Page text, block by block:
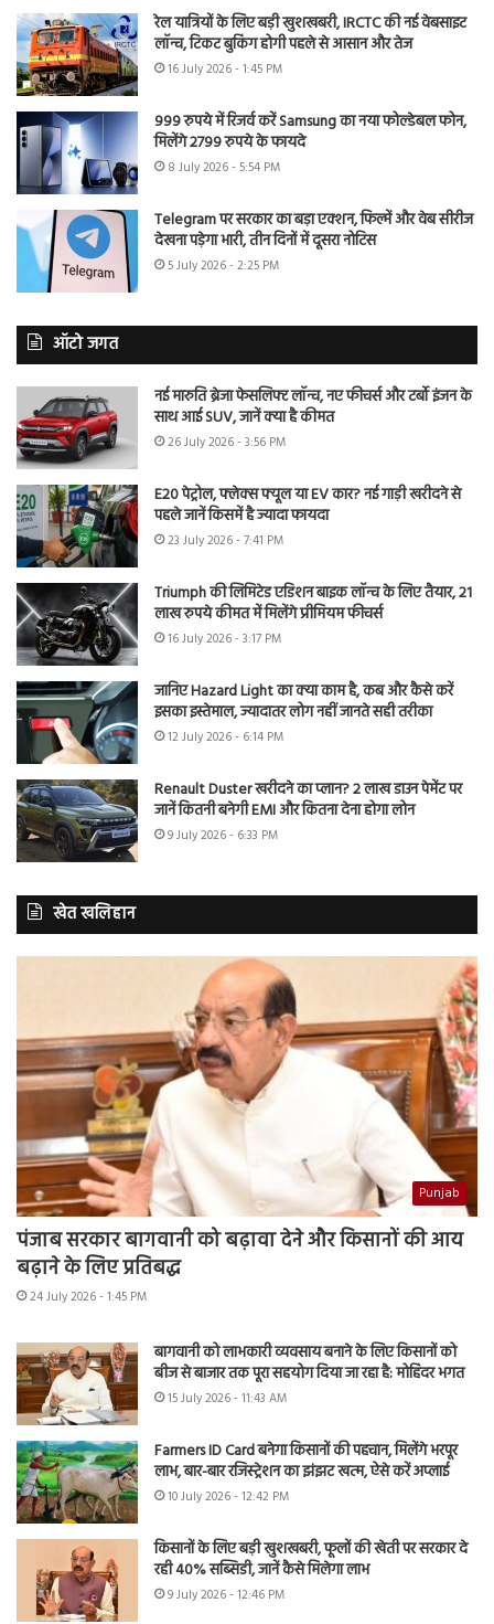
रेल यात्रियों के लिए बड़ी खुशखबरी, IRCTC की नई वेबसाइट
लॉन्च, टिकट बुकिंग होगी पहले से आसान और तेज
16 July 2026 - 1:45 PM
999 रुपये में रिजर्व करें Samsung का नया फोल्डेबल फोन,
मिलेंगे 2799 रुपये के फायदे
8 July 2026 - 5:54 PM
Telegram पर सरकार का बड़ा एक्शन, फिल्में और वेब सीरीज
देखना पड़ेगा भारी, तीन दिनों में दूसरा नोटिस
5 July 2026 - 2:25 PM
ऑटो जगत
नई मारुति ब्रेजा फेसलिफ्ट लॉन्च, नए फीचर्स और टर्बो इंजन के
साथ आई SUV, जानें क्या है कीमत
26 July 2026 - 3:56 PM
E20 पेट्रोल, फ्लेक्स फ्यूल या EV कार? नई गाड़ी खरीदने से
पहले जानें किसमें है ज्यादा फायदा
23 July 2026 - 7:41 PM
Triumph की लिमिटेड एडिशन बाइक लॉन्च के लिए तैयार, 21
लाख रुपये कीमत में मिलेंगे प्रीमियम फीचर्स
16 July 2026 - 3:17 PM
जानिए Hazard Light का क्या काम है, कब और कैसे करें
इसका इस्तेमाल, ज्यादातर लोग नहीं जानते सही तरीका
12 July 2026 - 6:14 PM
Renault Duster खरीदने का प्लान? 2 लाख डाउन पेमेंट पर
जानें कितनी बनेगी EMI और कितना देना होगा लोन
9 July 2026 - 6:33 PM
खेत खलिहान
Punjab
पंजाब सरकार बागवानी को बढ़ावा देने और किसानों की आय
बढ़ाने के लिए प्रतिबद्ध
24 July 2026 - 1:45 PM
बागवानी को लाभकारी व्यवसाय बनाने के लिए किसानों को
बीज से बाजार तक पूरा सहयोग दिया जा रहा है: मोहिंदर भगत
15 July 2026 - 11:43 AM
Farmers ID Card बनेगा किसानों की पहचान, मिलेंगे भरपूर
लाभ, बार-बार रजिस्ट्रेशन का झंझट खत्म, ऐसे करें अप्लाई
10 July 2026 - 12:42 PM
किसानों के लिए बड़ी खुशखबरी, फूलों की खेती पर सरकार दे
रही 40% सब्सिडी, जानें कैसे मिलेगा लाभ
9 July 2026 - 12:46 PM